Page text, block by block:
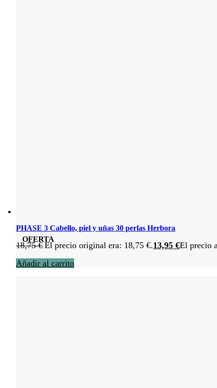
OFERTA
PHASE 3 Cabello, piel y uñas 30 perlas Herbora
18,75€ El precio original era: 18,75 €.13,95 €El precio
Añadir al carrito